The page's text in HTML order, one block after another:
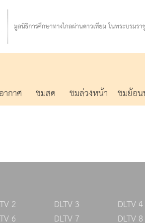
ากาศ ชมสด ชมล่วงหน้า ชมย้อ
2 DLTV 3
DLTV 4
6 DLTV 7
DLTV 8